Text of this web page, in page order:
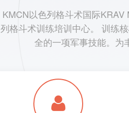
KMCN以色列格斗术国际
列格斗术训练培训中心。 训练
全的一项军事技能。为